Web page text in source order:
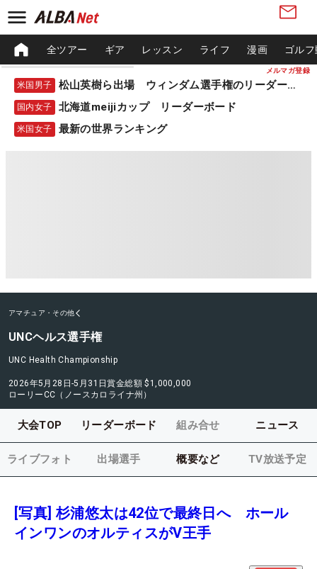
メルマガ登録
全ツアー ギア レッスン ライフ 漫画 ゴル
米国男子 松山英樹ら出場 ウィンダム選手権のリーダーボード
国内女子 北海道meijiカップ リーダーボード
米国女子 最新の世界ランキング
アマチュア・その他
UNCヘルス選手権
UNC Health Championship
2026年5月28日-5月31日賞金総額 $1,000,000
ローリーCC（ノースカロライナ州）
大会TOP リーダーボード 組み合せ ニュース
ライブフォト 出場選手 概要など TV放送予定
[写真] 杉浦悠太は42位で最終日へ ホール
インワンのオルティスがV王手